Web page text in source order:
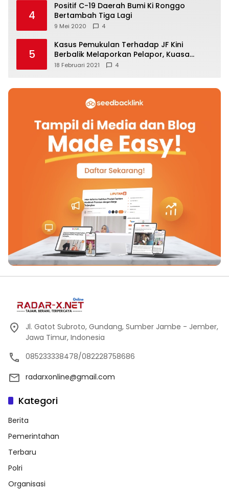
4
Positif C-19 Daerah Bumi Ki Ronggo
Bertambah Tiga Lagi
9 Mei 2020 4
5
Kasus Pemukulan Terhadap JF Kini
Berbalik Melaporkan Pelapor, Kuasa
Hukum Angkat Bicara
18 Februari 2021 4
Jl. Gatot Subroto, Gundang, Sumber Jambe - Jember,
Jawa Timur, Indonesia
085233338478/082228758686
radarxonline@gmail.com
Kategori
Berita
Pemerintahan
Terbaru
Polri
Organisasi